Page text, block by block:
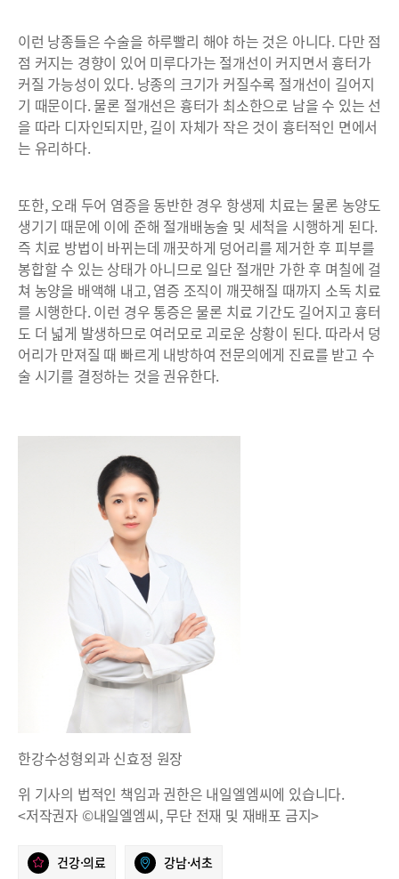
이런 낭종들은 수술을 하루빨리 해야 하는 것은 아니다. 다만 점
점 커지는 경향이 있어 미루다가는 절개선이 커지면서 흉터가
커질 가능성이 있다. 낭종의 크기가 커질수록 절개선이 길어지
기 때문이다. 물론 절개선은 흉터가 최소한으로 남을 수 있는 선
을 따라 디자인되지만, 길이 자체가 작은 것이 흉터적인 면에서
는 유리하다.
또한, 오래 두어 염증을 동반한 경우 항생제 치료는 물론 농양도
생기기 때문에 이에 준해 절개배농술 및 세척을 시행하게 된다.
즉 치료 방법이 바뀌는데 깨끗하게 덩어리를 제거한 후 피부를
봉합할 수 있는 상태가 아니므로 일단 절개만 가한 후 며칠에 걸
쳐 농양을 배액해 내고, 염증 조직이 깨끗해질 때까지 소독 치료
를 시행한다. 이런 경우 통증은 물론 치료 기간도 길어지고 흉터
도 더 넓게 발생하므로 여러모로 괴로운 상황이 된다. 따라서 덩
어리가 만져질 때 빠르게 내방하여 전문의에게 진료를 받고 수
술 시기를 결정하는 것을 권유한다.
한강수성형외과 신효정 원장
위 기사의 법적인 책임과 권한은 내일엘엠씨에 있습니다.
<저작권자 ©내일엘엠씨, 무단 전재 및 재배포 금지>
건강·의료 강남·서초